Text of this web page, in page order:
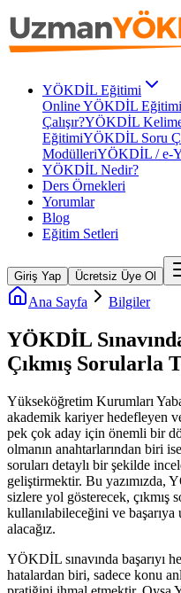
YÖKDİL Eğitimi
Online YÖKDİL
Çalışır?YÖKDİL
EğitimiYÖKDİL Soru
ModülleriYÖKDİL / e-
YÖKDİL Nedir?
Ders Örnekleri
Yorumlar
Blog
Eğitim Setleri
Giriş Yap Ücretsiz Üye Ol
Ana Sayfa Bilgiler
YÖKDİL
Çıkmış Sorularla
Yükseköğretim Kurumları
akademik kariyer hedefleyen
pek çok aday için önemli bir
olmanın anahtarlarından biri
soruları detaylı bir şekilde
geliştirmektir. Bu yazımızda,
sizlere yol gösterecek, çıkmış
kullanılabileceğini ve başarıya
alacağız.
YÖKDİL sınavında başarıyı
hatalardan biri, sadece konu